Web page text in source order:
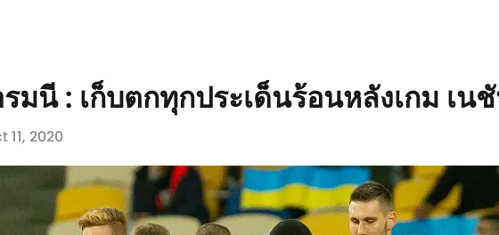
รมนี : เก็บตกทุกประเด็นร้อนหลังเกม เน
11, 2020